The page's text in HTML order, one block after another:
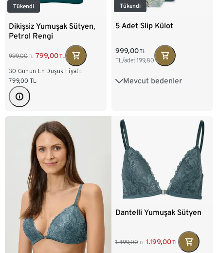
Tükendi
Dikişsiz Yumuşak Sütyen,
Petrol Rengi
999,00 TL 799,00TL
30 Günün En Düşük Fiyatı:
799,00 TL
Tükendi
5 Adet Slip Külot
999,00TL
TL/adet 199,80
Mevcut bedenler
S 36/38 M 40/42
Dantelli Yumuşak Sütyen
1.499,00 TL 1.199,00TL